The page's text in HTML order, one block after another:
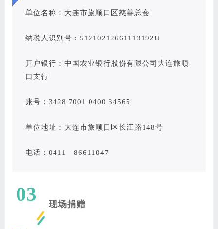
单位名称：大连市旅顺口区慈善总会
纳税人识别号：51210212661113192U
开户银行：中国农业银行股份有限公司大连旅顺
口支行
账号：3428 7001 0400 34565
单位地址：大连市旅顺口区长江路148号
电话：0411—86611047
03 现场捐赠